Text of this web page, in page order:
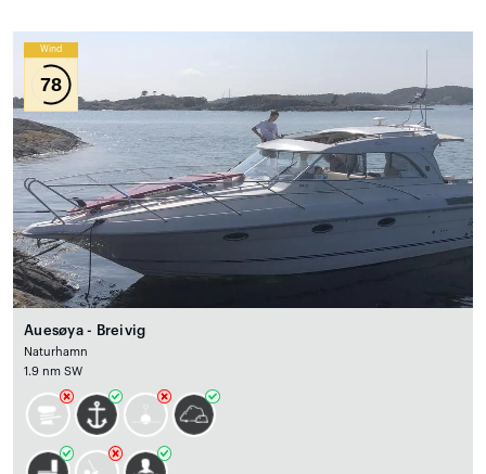
Wind
78
Auesøya - Breivig
Naturhamn
1.9 nm SW